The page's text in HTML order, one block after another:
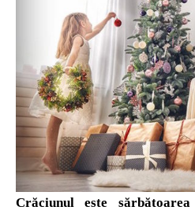
Crăciunul este